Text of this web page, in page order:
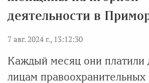
деятельности в
7 авг. 2024 г., 13:12:30
Каждый месяц они платили
лицам правоохранительных